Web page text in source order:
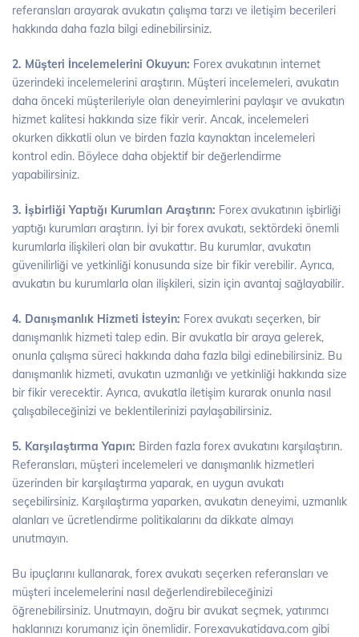
referansları arayarak avukatın çalışma tarzı ve iletişim becerileri
hakkında daha fazla bilgi edinebilirsiniz.
2. Müşteri İncelemelerini Okuyun: Forex avukatının internet
üzerindeki incelemelerini araştırın. Müşteri incelemeleri, avukatın
daha önceki müşterileriyle olan deneyimlerini paylaşır ve avukatın
hizmet kalitesi hakkında size fikir verir. Ancak, incelemeleri
okurken dikkatli olun ve birden fazla kaynaktan incelemeleri
kontrol edin. Böylece daha objektif bir değerlendirme
yapabilirsiniz.
3. İşbirliği Yaptığı Kurumları Araştırın: Forex avukatının işbirliği
yaptığı kurumları araştırın. İyi bir forex avukatı, sektördeki önemli
kurumlarla ilişkileri olan bir avukattır. Bu kurumlar, avukatın
güvenilirliği ve yetkinliği konusunda size bir fikir verebilir. Ayrıca,
avukatın bu kurumlarla olan ilişkileri, sizin için avantaj sağlayabilir.
4. Danışmanlık Hizmeti İsteyin: Forex avukatı seçerken, bir
danışmanlık hizmeti talep edin. Bir avukatla bir araya gelerek,
onunla çalışma süreci hakkında daha fazla bilgi edinebilirsiniz. Bu
danışmanlık hizmeti, avukatın uzmanlığı ve yetkinliği hakkında size
bir fikir verecektir. Ayrıca, avukatla iletişim kurarak onunla nasıl
çalışabileceğinizi ve beklentilerinizi paylaşabilirsiniz.
5. Karşılaştırma Yapın: Birden fazla forex avukatını karşılaştırın.
Referansları, müşteri incelemeleri ve danışmanlık hizmetleri
üzerinden bir karşılaştırma yaparak, en uygun avukatı
seçebilirsiniz. Karşılaştırma yaparken, avukatın deneyimi, uzmanlık
alanları ve ücretlendirme politikalarını da dikkate almayı
unutmayın.
Bu ipuçlarını kullanarak, forex avukatı seçerken referansları ve
müşteri incelemelerini nasıl değerlendirebileceğinizi
öğrenebilirsiniz. Unutmayın, doğru bir avukat seçmek, yatırımcı
haklarınızı korumanız için önemlidir. Forexavukatidava.com gibi